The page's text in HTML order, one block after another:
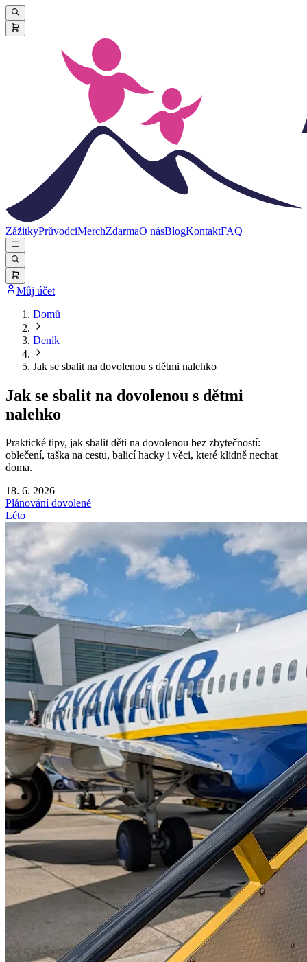
ZážitkyPrůvodciMerchZdarmaO násBlogKontaktFAQ
Můj účet
Domů
Deník
Jak se sbalit na dovolenou s dětmi nalehko
Jak se sbalit na dovolenou s dětmi
nalehko
Praktické tipy, jak sbalit děti na dovolenou bez zbytečností:
oblečení, taška na cestu, balicí hacky i věci, které klidně nechat
doma.
18. 6. 2026
Plánování dovolené
Léto